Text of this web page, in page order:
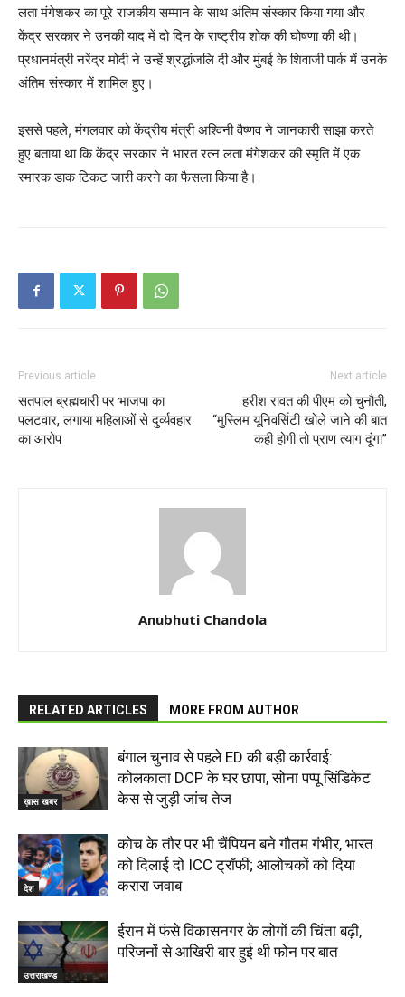
लता मंगेशकर का पूरे राजकीय सम्मान के साथ अंतिम संस्कार किया गया और
केंद्र सरकार ने उनकी याद में दो दिन के राष्ट्रीय शोक की घोषणा की थी।
प्रधानमंत्री नरेंद्र मोदी ने उन्हें श्रद्धांजलि दी और मुंबई के शिवाजी पार्क में उनके
अंतिम संस्कार में शामिल हुए।
इससे पहले, मंगलवार को केंद्रीय मंत्री अश्विनी वैष्णव ने जानकारी साझा करते
हुए बताया था कि केंद्र सरकार ने भारत रत्न लता मंगेशकर की स्मृति में एक
स्मारक डाक टिकट जारी करने का फैसला किया है।
Previous article
सतपाल ब्रह्मचारी पर भाजपा का
पलटवार, लगाया महिलाओं से दुर्व्‍यवहार
का आरोप
Next article
हरीश रावत की पीएम को चुनौती,
“मुस्लिम यूनिवर्सिटी खोले जाने की बात
कही होगी तो प्राण त्याग दूंगा”
Anubhuti Chandola
RELATED ARTICLES MORE FROM AUTHOR
ख़ास खबर
बंगाल चुनाव से पहले ED की बड़ी कार्रवाई:
कोलकाता DCP के घर छापा, सोना पप्पू सिंडिकेट
केस से जुड़ी जांच तेज
देश
कोच के तौर पर भी चैंपियन बने गौतम गंभीर, भारत
को दिलाई दो ICC ट्रॉफी; आलोचकों को दिया
करारा जवाब
उत्तराखण्ड
ईरान में फंसे विकासनगर के लोगों की चिंता बढ़ी,
परिजनों से आखिरी बार हुई थी फोन पर बात